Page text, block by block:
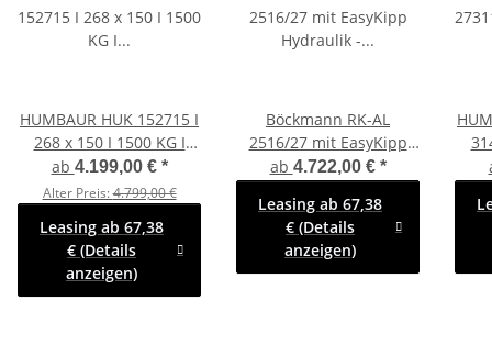
HUMBAUR HUK 152715 I
268 x 150 I 1500 KG I
Rückwärtskipper mit
Handpumpe mit SI-GI
Laubgitter
ab 4.199,00 € *
Alter Preis:4.799,00 €
Leasing ab 67,38
€ (Details
anzeigen)
Böckmann RK-AL
2516/27 mit EasyKipp
Hydraulik -
Rückwärtskipper
ab 4.722,00 € *
Leasing ab 67,38
€ (Details
anzeigen)